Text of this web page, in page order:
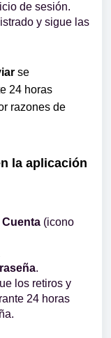
de sesión.
y sigue las
se
24 horas
razones de
la aplicación
Cuenta (icono
.
los retiros y
24 horas